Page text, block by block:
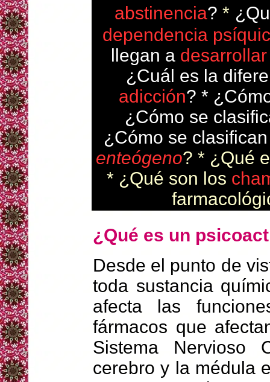
abstinencia? *
dependencia
llegan a desarrollar
¿Cuál es la
adicción? *
¿Cómo se
¿Cómo se
enteógeno? * ¿Qué
* ¿Qué son los
¿Qué es un
Desde el punto de
toda sustancia
afecta las
fármacos que
Sistema Nervioso
cerebro y la médula